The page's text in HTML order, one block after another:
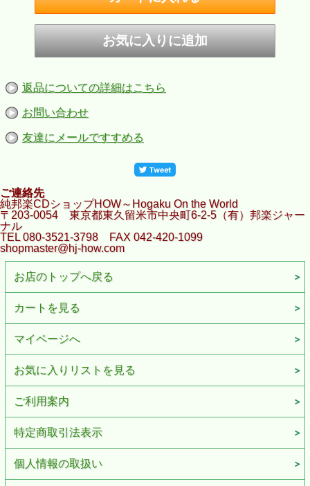
返品についての詳細はこちら
お問い合わせ
友達にメールですすめる
ご連絡先
純邦楽CDショップHOW～Hogaku On the World
〒203-0054 東京都東久留米市中央町6-2-5（有）邦楽ジャー
ナル
TEL 080-3521-3798 FAX 042-420-1099
shopmaster@hj-how.com
お店のトップへ戻る
カートを見る
マイページへ
お気に入りリストを見る
ご利用案内
特定商取引法表示
個人情報の取扱い